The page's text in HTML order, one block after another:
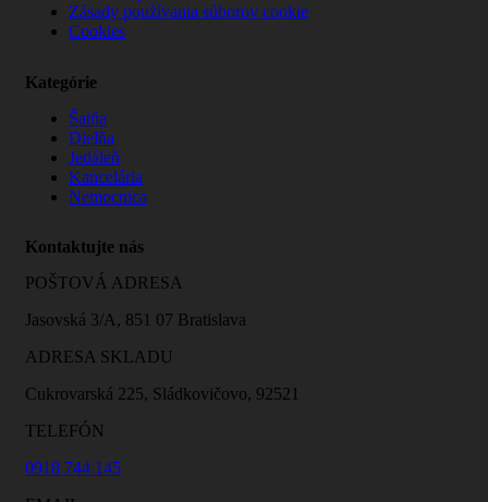
Zásady používania súborov cookie
Cookies
Kategórie
Šatňa
Dielňa
Jedáleň
Kancelária
Nemocnica
Kontaktujte nás
POŠTOVÁ ADRESA
Jasovská 3/A, 851 07 Bratislava
ADRESA SKLADU
Cukrovarská 225, Sládkovičovo, 92521
TELEFÓN
0918 744 145